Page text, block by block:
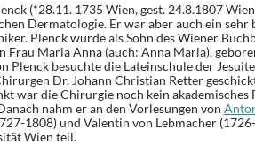
(*28.11. 1735 Wien, gest. 24.8.1807
Dermatologie. Er war aber auch ein
Plenck wurde als Sohn des Wiener
Frau Maria Anna (auch: Anna Maria),
Plenck besuchte die Lateinschule der
Dr. Johann Christian Retter
war die Chirurgie noch kein akademisches
nahm er an den Vorlesungen von
1808) und Valentin von Lebmacher
Wien teil.